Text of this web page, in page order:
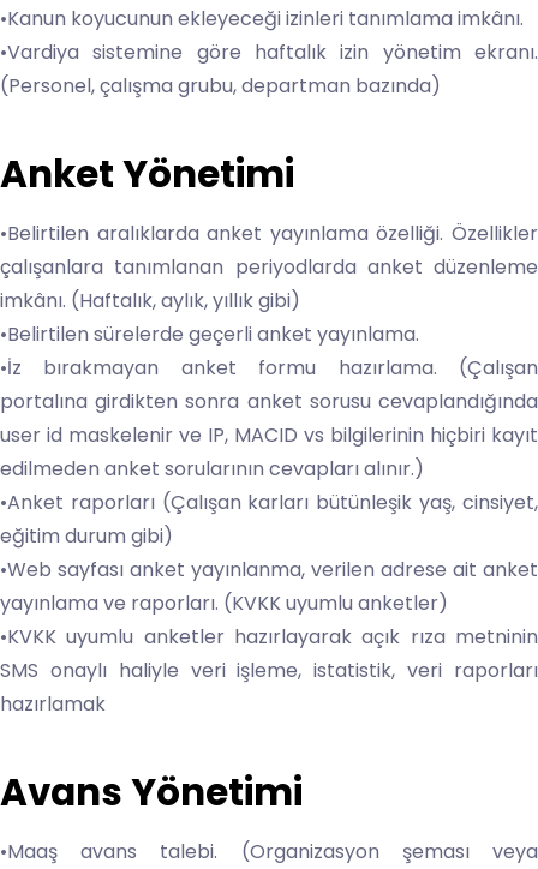
•Kanun koyucunun ekleyeceği izinleri tanımlama imkânı.
•Vardiya sistemine göre haftalık izin yönetim ekranı.
(Personel, çalışma grubu, departman bazında)
Anket Yönetimi
•Belirtilen aralıklarda anket yayınlama özelliği. Özellikler
çalışanlara tanımlanan periyodlarda anket düzenleme
imkânı. (Haftalık, aylık, yıllık gibi)
•Belirtilen sürelerde geçerli anket yayınlama.
•İz bırakmayan anket formu hazırlama. (Çalışan
portalına girdikten sonra anket sorusu cevaplandığında
user id maskelenir ve IP, MACID vs bilgilerinin hiçbiri kayıt
edilmeden anket sorularının cevapları alınır.)
•Anket raporları (Çalışan karları bütünleşik yaş, cinsiyet,
eğitim durum gibi)
•Web sayfası anket yayınlanma, verilen adrese ait anket
yayınlama ve raporları. (KVKK uyumlu anketler)
•KVKK uyumlu anketler hazırlayarak açık rıza metninin
SMS onaylı haliyle veri işleme, istatistik, veri raporları
hazırlamak
Avans Yönetimi
•Maaş avans talebi. (Organizasyon şeması veya